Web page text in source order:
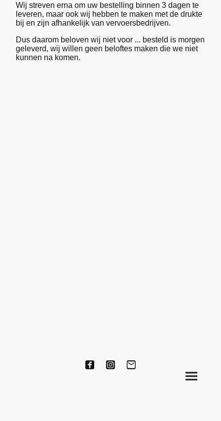
Wij streven erna om uw bestelling binnen 3 dagen te
leveren, maar ook wij hebben te maken met de drukte
bij en zijn afhankelijk van vervoersbedrijven.
Dus daarom beloven wij niet voor ... besteld is morgen
geleverd, wij willen geen beloftes maken die we niet
kunnen na komen.